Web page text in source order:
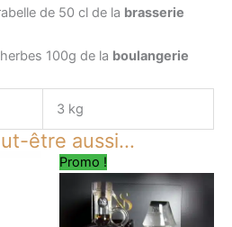
de 50 cl de la brasserie
100g de la boulangerie
3 kg
être aussi…
Promo !Le
prix
initial
était :
55,00 €.
prix
actuel
est :
52,00 €.